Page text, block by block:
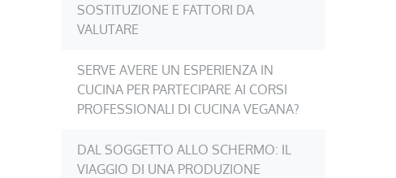
SOSTITUZIONE E FATTORI DA
VALUTARE
SERVE AVERE UN ESPERIENZA IN
CUCINA PER PARTECIPARE AI CORSI
PROFESSIONALI DI CUCINA VEGANA?
DAL SOGGETTO ALLO SCHERMO: IL
VIAGGIO DI UNA PRODUZIONE